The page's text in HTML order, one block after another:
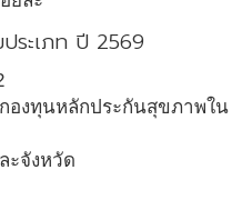
องทุนหลักประกันสุขภาพใน
ะจังหวัด
ระเภท ปี 2569